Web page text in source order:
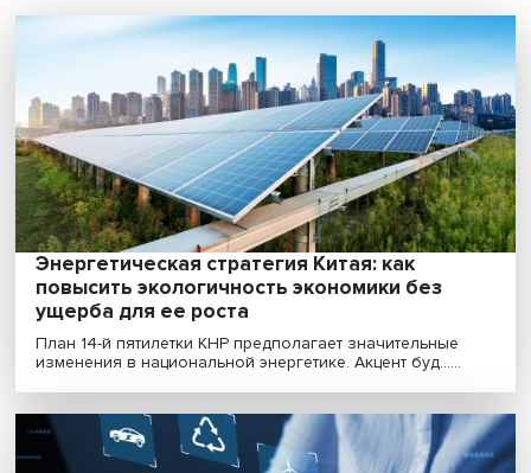
Энергетическая стратегия Китая: как
повысить экологичность экономики без
ущерба для ее роста
План 14-й пятилетки КНР предполагает значительные
изменения в национальной энергетике. Акцент буд......